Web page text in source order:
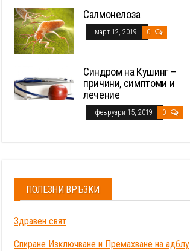
Салмонелоза
март 12, 2019 0
Синдром на Кушинг –
причини, симптоми и
лечение
февруари 15, 2019 0
ПОЛЕЗНИ ВРЪЗКИ
Здравен свят
Спиране Изключване и Премахване на адблу